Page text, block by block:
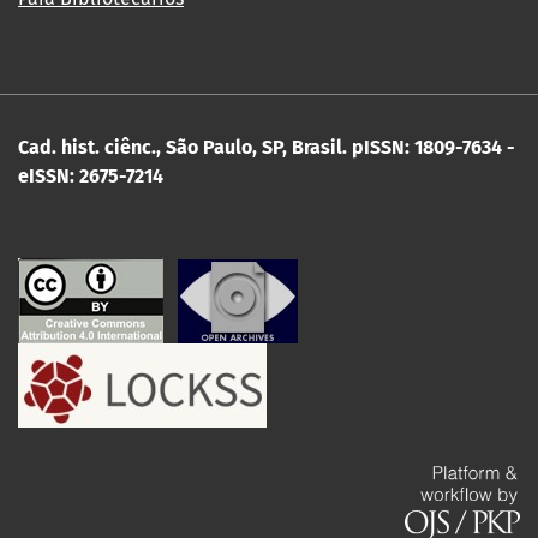
Cad. hist. ciênc., São Paulo, SP, Brasil. pISSN: 1809-7634 -
eISSN: 2675-7214